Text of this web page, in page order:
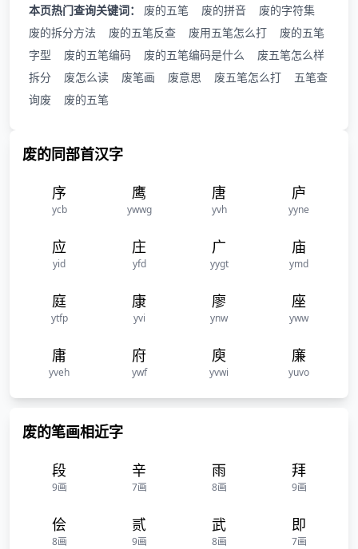
本页热门查询关键词： 废的五笔 废的拼音
废的字符集
废的拆分方法
废的五笔反查 废用五笔怎么打
废的五笔
字型
废的五笔编码 废的五笔编码是什么
废五笔怎么样
拆分
废怎么读 废笔画 废意思 废五笔怎么打
五笔查
询废
废的五笔
废的同部首汉字
序
ycb
鹰
ywwg
唐
yvh
庐
yyne
应
yid
庄
yfd
广
yygt
庙
ymd
庭
ytfp
康
yvi
廖
ynw
座
yww
庸
yveh
府
ywf
庾
yvwi
廉
yuvo
废的笔画相近字
段
9画
辛
7画
雨
8画
拜
9画
侩
8画
贰
9画
武
8画
即
7画